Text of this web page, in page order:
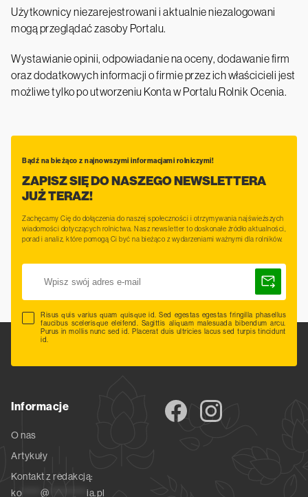
Użytkownicy niezarejestrowani i aktualnie niezalogowani
mogą przeglądać zasoby Portalu.
Wystawianie opinii, odpowiadanie na oceny, dodawanie firm
oraz dodatkowych informacji o firmie przez ich właścicieli jest
możliwe tylko po utworzeniu Konta w Portalu Rolnik Ocenia.
Bądź na bieżąco z najnowszymi informacjami rolniczymi!
ZAPISZ SIĘ DO NASZEGO NEWSLETTERA
JUŻ TERAZ!
Zachęcamy Cię do dołączenia do naszej społeczności i otrzymywania najświeższych
wiadomości dotyczących rolnictwa. Nasz newsletter to doskonałe źródło aktualności,
porad i analiz, które pomogą Ci być na bieżąco z wydarzeniami ważnymi dla rolników.
Risus quis varius quam quisque id. Sed egestas egestas fringilla phasellus
faucibus scelerisque eleifend. Sagittis aliquam malesuada bibendum arcu.
Purus in mollis nunc sed id. Placerat duis ultricies lacus sed turpis tincidunt
id.
Informacje
O nas
Artykuły
Kontakt z redakcją:
ko***** @ ********** ia.pl